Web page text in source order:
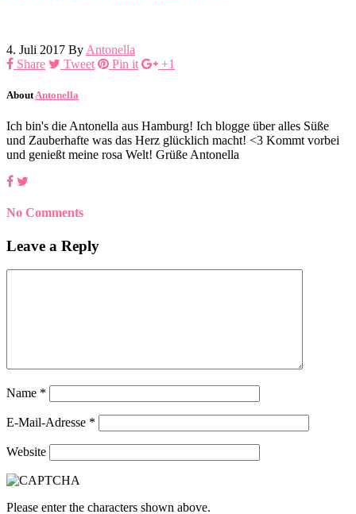
4. Juli 2017 By Antonella
Share
Tweet Pin it +1
About Antonella
Ich bin's die Antonella aus Hamburg! Ich blogge über alles Süße
und Zauberhafte was das Herz glücklich macht! <3 Kommt vorbei
und genießt meine rosa Welt! Grüße Antonella
No Comments
Leave a Reply
Name *
E-Mail-Adresse *
Website
Please enter the characters shown above.